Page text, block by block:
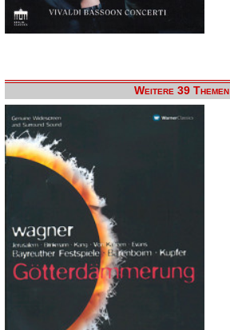
Weitere 39 Themen